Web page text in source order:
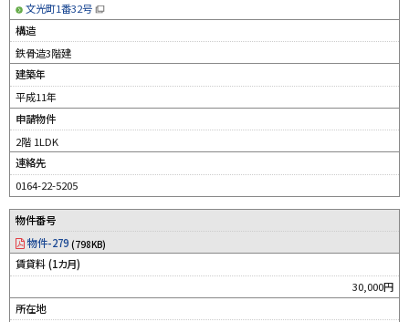
文光町1番32号
（
規
ン
ウ
開
ま
）
構造
鉄骨造3階建
建築年
平成11年
申請物件
2階 1LDK
連絡先
0164-22-5205
物件番号
物件-279 (798KB)
賃貸料 (1カ月)
30,000円
所在地